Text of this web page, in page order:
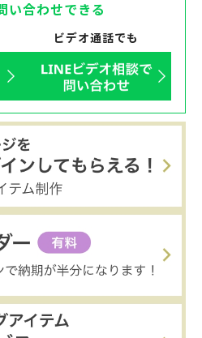
い合わせできる
ビデオ通話でも